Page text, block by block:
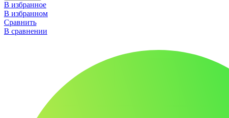
В избранное
В избранном
Сравнить
В сравнении